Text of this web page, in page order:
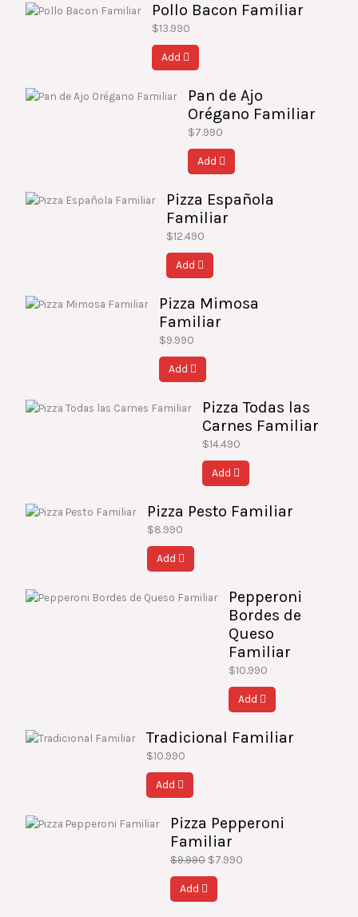
Pollo Bacon Familiar
$13.990
Add
Pan de Ajo
Orégano Familiar
$7.990
Add
Pizza Española
Familiar
$12.490
Add
Pizza Mimosa
Familiar
$9.990
Add
Pizza Todas las
Carnes Familiar
$14.490
Add
Pizza Pesto Familiar
$8.990
Add
Pepperoni
Bordes de
Queso
Familiar
$10.990
Add
Tradicional Familiar
$10.990
Add
Pizza Pepperoni
Familiar
$9.990
El
precio
original
$7.990
El
Add